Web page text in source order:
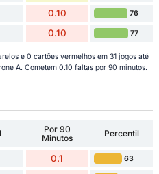
0.10 76
0.10 77
e 0 cartões vermelhos em 31 jogos até
A. Cometem 0.10 faltas por 90 minutos.
Por 90
Minutos
Percentil
0.1 63